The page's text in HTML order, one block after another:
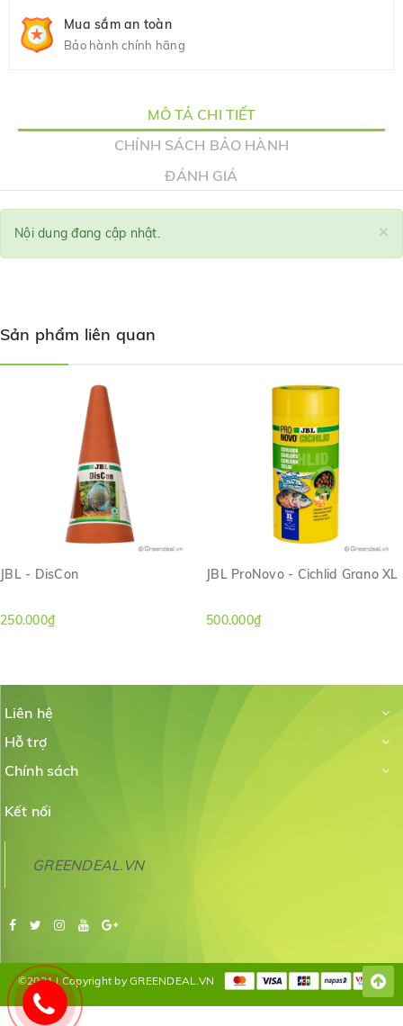
Mua sắm an toàn
Bảo hành chính hãng
MÔ TẢ CHI TIẾT
CHÍNH SÁCH BẢO HÀNH
ĐÁNH GIÁ
×
Nội dung đang cập nhật.
Sản phẩm liên quan
JBL - DisCon
250.000₫
JBL ProNovo - Cichlid Grano XL
500.000₫
Liên hệ
Hỗ trợ
Chính sách
Kết nối
GREENDEAL.VN
©2021 | Copyright by GREENDEAL.VN